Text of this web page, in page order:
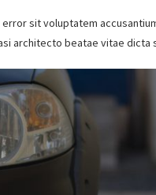
sit voluptatem
architecto beatae vitae dicta